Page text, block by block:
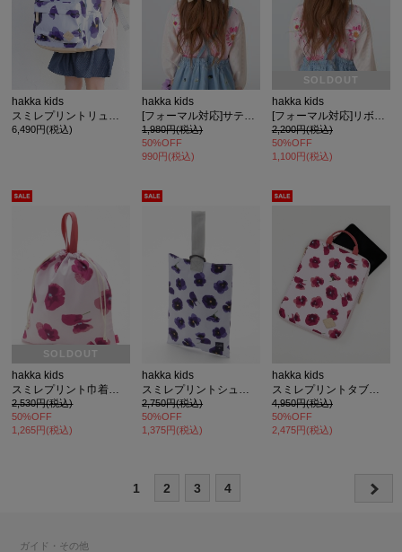
hakka kids
スミレプリントリュック
6,490円(税込)
hakka kids
[フォーマル対応]サテンリボンヘアゴム
1,980円(税込)
50%OFF
990円(税込)
SOLDOUT
hakka kids
[フォーマル対応]リボンモチーフヘアゴム
2,200円(税込)
50%OFF
1,100円(税込)
SOLDOUT
hakka kids
2,530円(税込)
50%OFF
1,265円(税込)
hakka kids
2,750円(税込)
50%OFF
1,375円(税込)
hakka kids
スミレプリントタブレットケース
4,950円(税込)
50%OFF
2,475円(税込)
1 2 3 4
ガイド・その他